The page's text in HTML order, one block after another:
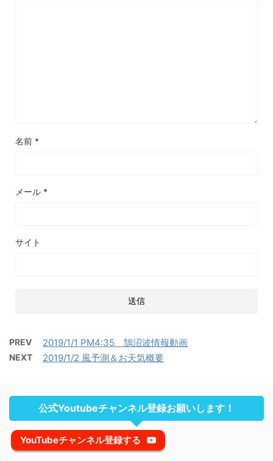
名前 *
メール *
サイト
PREV 2019/1/1 PM4:35 鵠沼波情報動画
NEXT 2019/1/2 風予測＆お天気概要
公式Youtubeチャンネル登録お願いします！
YouTubeチャンネル登録する